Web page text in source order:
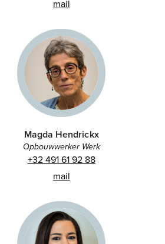
mail
Magda Hendrickx
Opbouwwerker Werk
+32 491 61 92 88
mail